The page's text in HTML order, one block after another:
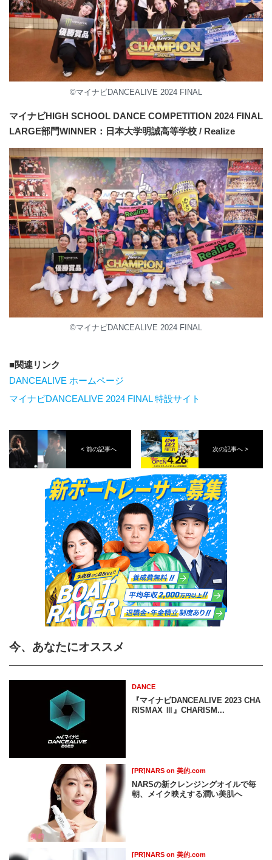
©マイナビDANCEALIVE 2024 FINAL
マイナビHIGH SCHOOL DANCE COMPETITION 2024 FINAL
LARGE部門WINNER：日本大学明誠高等学校 / Realize
©マイナビDANCEALIVE 2024 FINAL
関連リンク
DANCEALIVE ホームページ
マイナビDANCEALIVE 2024 FINAL 特設サイト
< 前の記事へ 次の記事へ >
今、あなたにオススメ
DANCE
『マイナビDANCEALIVE 2023 CHA
RISMAX Ⅲ』CHARISM...
[PR]NARS on 美的.com
NARSの新クレンジングオイルで毎
朝、メイク映えする潤い美肌へ
[PR]NARS on 美的.com